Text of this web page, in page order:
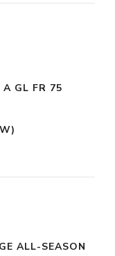
GL FR 75
ALL-SEASON